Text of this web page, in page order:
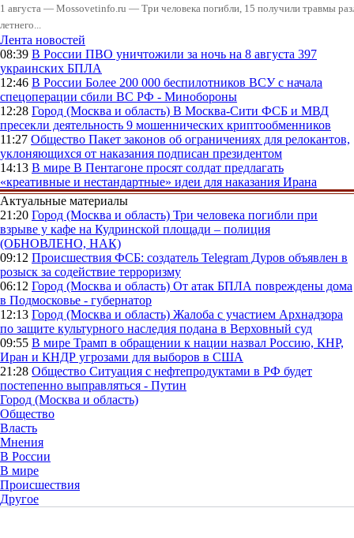
1 августа — Mossovetinfo.ru — Три человека погибли, 15 получили травмы
летнего...
Лента новостей
08:39 В России ПВО уничтожили за ночь на 8 августа 397
украинских БПЛА
12:46 В России Более 200 000 беспилотников ВСУ с начала
спецоперации сбили ВС РФ - Минобороны
12:28 Город (Москва и область) В Москва-Сити ФСБ и МВД
пресекли деятельность 9 мошеннических криптообменников
11:27 Общество Пакет законов об ограничениях для релокантов,
уклоняющихся от наказания подписан президентом
14:13 В мире В Пентагоне просят солдат предлагать
«креативные и нестандартные» идеи для наказания Ирана
Актуальные материалы
21:20 Город (Москва и область) Три человека погибли при
взрыве у кафе на Кудринской площади – полиция
(ОБНОВЛЕНО, НАК)
09:12 Происшествия ФСБ: создатель Telegram Дуров объявлен в
розыск за содействие терроризму
06:12 Город (Москва и область) От атак БПЛА повреждены дома
в Подмосковье - губернатор
12:13 Город (Москва и область) Жалоба с участием Архнадзора
по защите культурного наследия подана в Верховный суд
09:55 В мире Трамп в обращении к нации назвал Россию, КНР,
Иран и КНДР угрозами для выборов в США
21:28 Общество Ситуация с нефтепродуктами в РФ будет
постепенно выправляться - Путин
Город (Москва и область)
Общество
Власть
Мнения
В России
В мире
Происшествия
Другое